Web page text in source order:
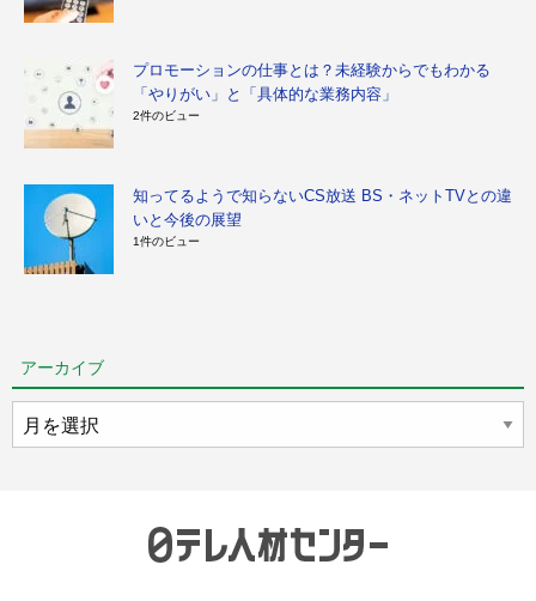
プロモーションの仕事とは？未経験からでもわかる
「やりがい」と「具体的な業務内容」
2件のビュー
知ってるようで知らないCS放送 BS・ネットTVとの違
いと今後の展望
1件のビュー
アーカイブ
ー